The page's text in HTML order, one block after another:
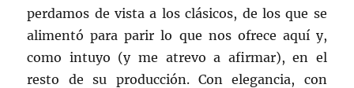
perdamos de vista a los clásicos, de los que se
alimentó para parir lo que nos ofrece aquí y,
como intuyo (y me atrevo a afirmar), en el
resto de su producción. Con elegancia, con